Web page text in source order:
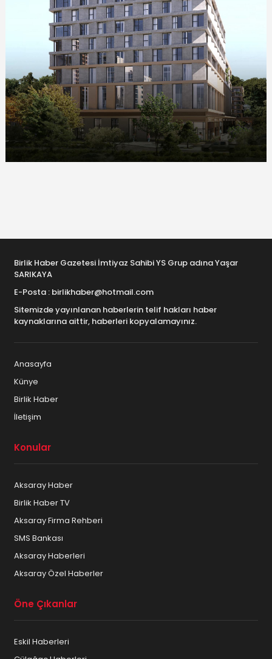
Birlik Haber Gazetesi İmtiyaz Sahibi YS Grup adına Yaşar
SARIKAYA
E-Posta : birlikhaber@hotmail.com
Sitemizde yayınlanan haberlerin telif hakları haber
kaynaklarına aittir, haberleri kopyalamayınız.
Anasayfa
Künye
Birlik Haber
İletişim
Konular
Aksaray Haber
Birlik Haber TV
Aksaray Firma Rehberi
SMS Bankası
Aksaray Haberleri
Aksaray Özel Haberler
Öne Çıkanlar
Eskil Haberleri